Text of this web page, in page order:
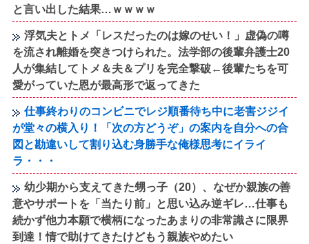
と言い出した結果…ｗｗｗｗ
浮気夫とトメ「レスだったのは嫁のせい！」虚偽の噂
を流され離婚を突きつけられた。法学部の後輩弁護士20
人が集結してトメ＆夫＆プリを完全撃破←後輩たちを可
愛がっていた恩が最高形で返ってきた
仕事終わりのコンビニでレジ順番待ち中に老害ジジイ
が堂々の横入り！「次の方どうぞ」の案内を自分への合
図と勘違いして割り込む身勝手な俺様思考にイライ
ラ・・・
幼少期から支えてきた甥っ子（20）、なぜか親族の善
意やサポートを「当たり前」と思い込み逆ギレ…仕事も
続かず他力本願で横柄になったあまりの非常識さに限界
到達！情で助けてきたけどもう親族やめたい